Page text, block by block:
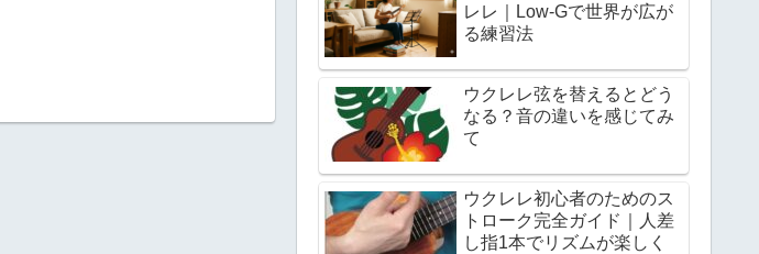
レレ｜Low-Gで世界が広が
る練習法
ウクレレ弦を替えるとどう
なる？音の違いを感じてみ
て
ウクレレ初心者のためのス
トローク完全ガイド｜人差
し指1本でリズムが楽しく